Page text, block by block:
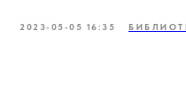
2023-05-05 16:35